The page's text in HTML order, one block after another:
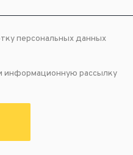
персональных данных
информационную рассылку